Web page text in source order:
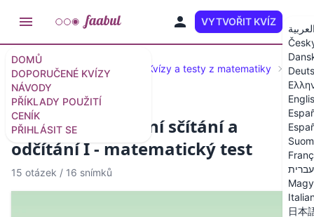
DOMŮ
DOPORUČENÉ KVÍZY
NÁVODY
PŘÍKLADY POUŽITÍ
CENÍK
PŘIHLÁSIT SE
VYTVOŘIT KVÍZ
עברית
日本
Doporučené kvízy a testy Kvízy a testy z matematiky
Rovnice - Základní sčítání a
odčítání I - matematický test
15 otázek / 16 snímků